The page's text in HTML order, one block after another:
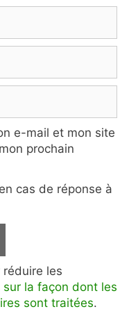
e-mail et mon site
prochain
cas de réponse à
les
sur la façon dont les
sont traitées.